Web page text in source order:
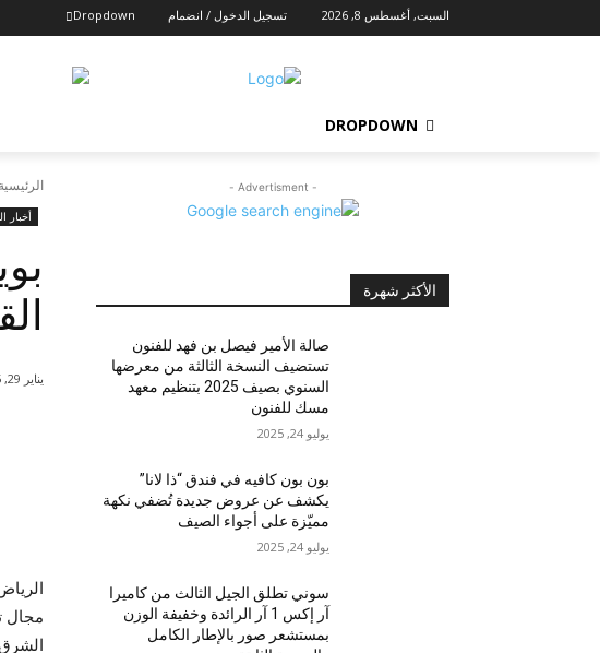
السبت, أغسطس 8, 2026 تسجيل الدخول / انضمام Dropdown
DROPDOWN
الرئيسية
أخبار
يناير 29, 2025
- Advertisment -
الأكثر شهرة
صالة الأمير فيصل بن فهد للفنون
تستضيف النسخة الثالثة من معرضها
السنوي بصيف 2025 بتنظيم معهد
مسك للفنون
يوليو 24, 2025
بون بون كافيه في فندق “ذا لانا”
يكشف عن عروض جديدة تُضفي نكهة
مميّزة على أجواء الصيف
يوليو 24, 2025
سوني تطلق الجيل الثالث من كاميرا
آر إكس 1 آر الرائدة وخفيفة الوزن
بمستشعر صور بالإطار الكامل